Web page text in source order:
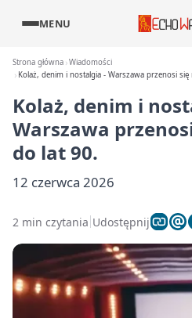
MENU
Strona główna Wiadomości
Kolaż, denim i nostalgia - Warszawa przenosi się
Kolaż, denim i
Warszawa
do lat 90.
12 czerwca 2026
2 min czytania Udostępnij